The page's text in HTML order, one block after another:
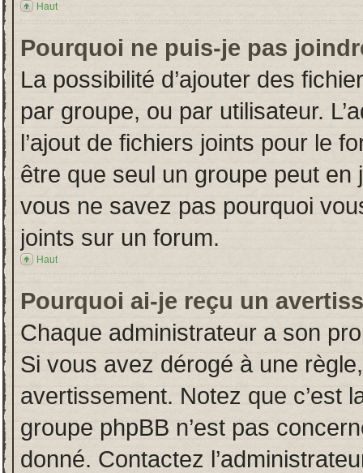
Haut
Pourquoi ne puis-je pas
La possibilité d’ajouter des
par groupe, ou par utilisateur.
l’ajout de fichiers joints pour le
être que seul un groupe peut en
vous ne savez pas pourquoi
joints sur un forum.
Haut
Pourquoi ai-je reçu un
Chaque administrateur a son
Si vous avez dérogé à une
avertissement. Notez que c’est
groupe phpBB n’est pas
donné. Contactez